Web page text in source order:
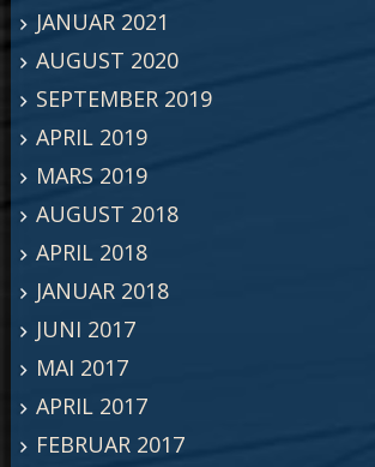
JANUAR 2021
AUGUST 2020
SEPTEMBER 2019
APRIL 2019
MARS 2019
AUGUST 2018
APRIL 2018
JANUAR 2018
JUNI 2017
MAI 2017
APRIL 2017
FEBRUAR 2017